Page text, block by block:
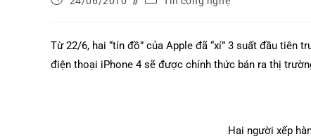
Từ 22/6, hai “tín đồ” của Apple đã “xí” 3 suất đầu tiên
điện thoại iPhone 4 sẽ được chính thức bán ra thị
Hai người xếp